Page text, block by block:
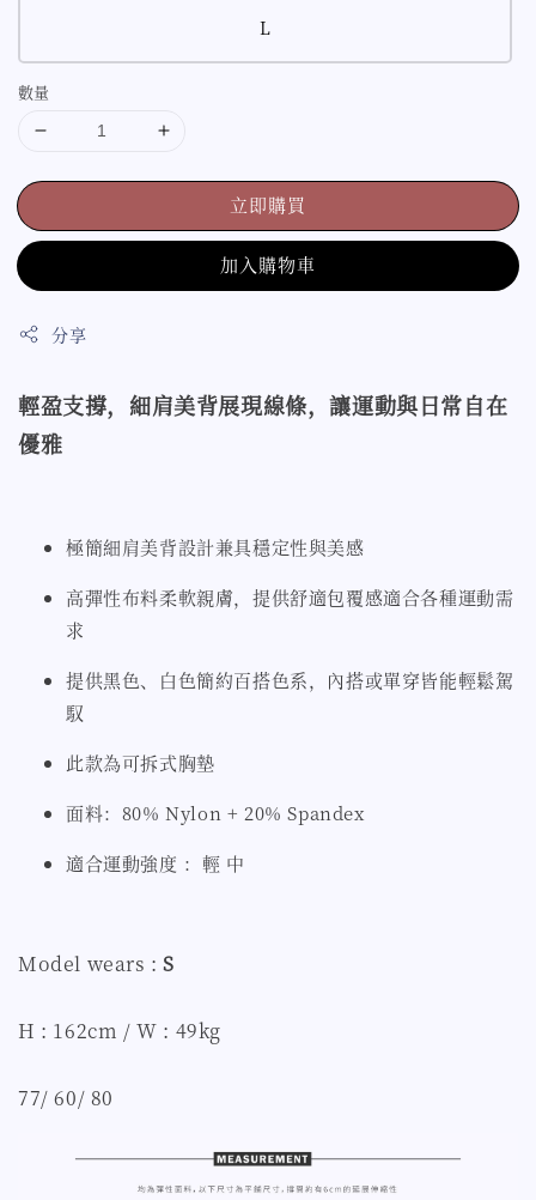
L
數量
立即購買
加入購物車
分享
輕盈支撐，細肩美背展現線條，讓運動與日常自在
優雅
極簡細肩美背設計兼具穩定性與美感
高彈性布料柔軟親膚，提供舒適包覆感適合各種運動需
求
提供黑色、白色簡約百搭色系，內搭或單穿皆能輕鬆駕
馭
此款為可拆式胸墊
面料：80% Nylon + 20% Spandex
適合運動強度 ：輕 中
Model wears :S
H : 162cm / W : 49kg
77/ 60/ 80